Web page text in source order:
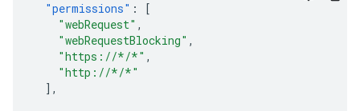
"permissions" :
[
"webRequest" ,
"webRequestBlocking" ,
"https://*/*" ,
"http://*/*"
],